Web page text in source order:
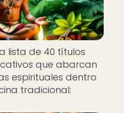
lista de 40 títulos
que abarcan
espirituales dentro
tradicional: